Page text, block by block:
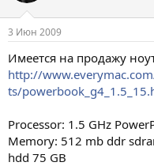
м
а
3 Июн 2009
Имеется на продажу
http://
ts/
Processor: 1.5 GHz
Memory: 512 mb ddr
hdd 75 GB